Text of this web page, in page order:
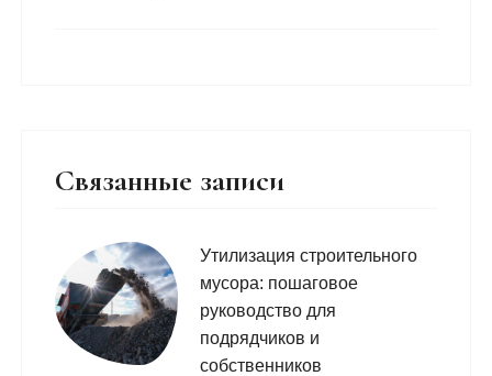
Связанные записи
Утилизация строительного
мусора: пошаговое
руководство для
подрядчиков и
собственников